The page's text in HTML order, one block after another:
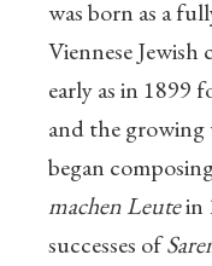
was born as a
Viennese
early as in 1899
and the growing
began
machen Leutein
successes of